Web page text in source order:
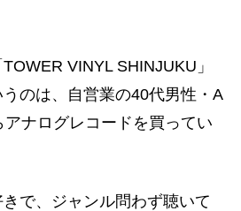
VINYL SHINJUKU」
のは、自営業の40代男性・A
ナログレコードを買ってい
きで、ジャンル問わず聴いて